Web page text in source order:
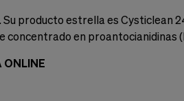
producto estrella es Cysticlean
en proantocianidinas
ONLINE